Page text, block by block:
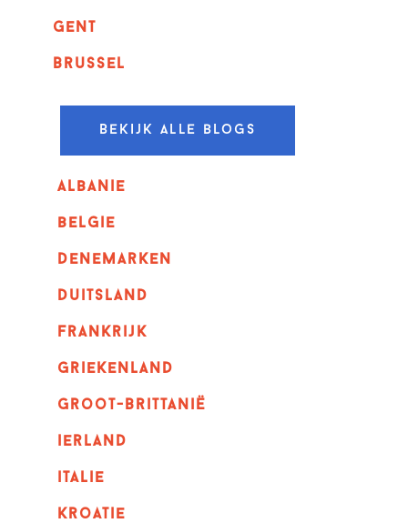
GENT
Brussel
Bekijk alle blogs
albanie
belgie
denemarken
duitsland
frankrijk
griekenland
Groot-Brittanië
ierland
italie
kroatie